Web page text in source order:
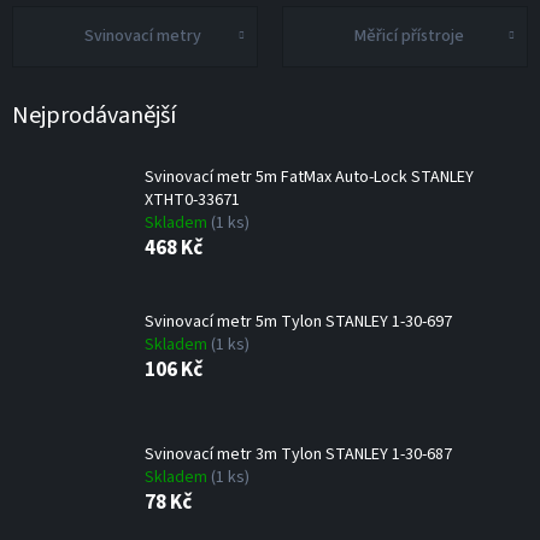
Svinovací metry Měřicí přístroje
Nejprodávanější
Svinovací metr 5m FatMax Auto-Lock STANLEY
XTHT0-33671
Skladem (1 ks)
468 Kč
Svinovací metr 5m Tylon STANLEY 1-30-697
Skladem (1 ks)
106 Kč
Svinovací metr 3m Tylon STANLEY 1-30-687
Skladem (1 ks)
78 Kč